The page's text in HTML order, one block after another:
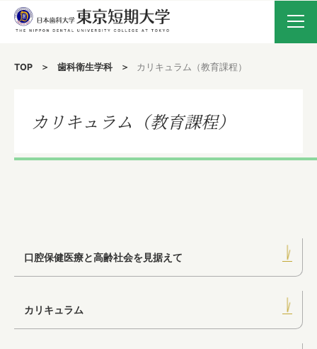
受験生の方へ
卒業生の方へ
TOP 歯科衛生学科 カリキュラム（教育課程）
カリキュラム（教育課程）
口腔保健医療と高齢社会を見据えて
カリキュラム